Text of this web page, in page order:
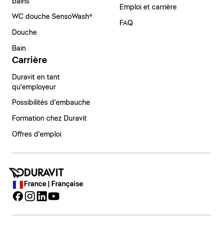
bains
WC douche SensoWash®
Douche
Bain
Emploi et carrière
FAQ
Carrière
Duravit en tant
qu'employeur
Possibilités d'embauche
Formation chez Duravit
Offres d'emploi
France | Française